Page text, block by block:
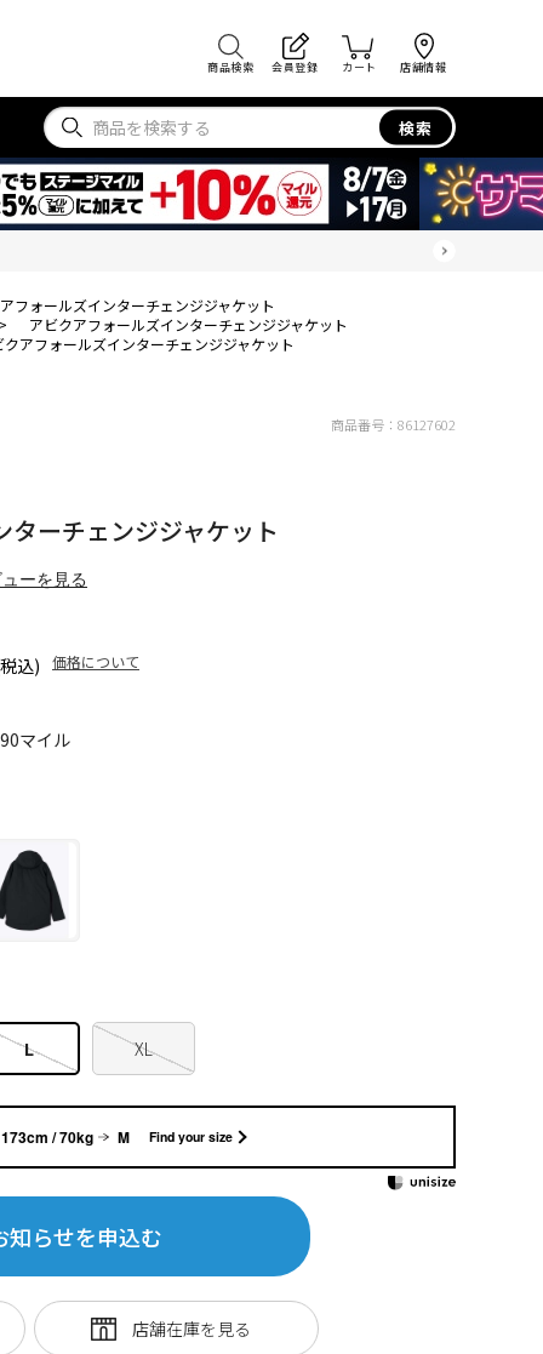
商品検索 会員登録 カート 店舗情報
検索
フォールズインターチェンジジャケット
>
アビクアフォールズインターチェンジジャケット
クアフォールズインターチェンジジャケット
マイル
ーチェンジジャケット
ーを見る
込) 価格について
L XL
知らせを申込む
商品番号： 86127602
173cm / 70kg M Find your size